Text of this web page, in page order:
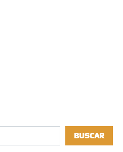
BUSCAR